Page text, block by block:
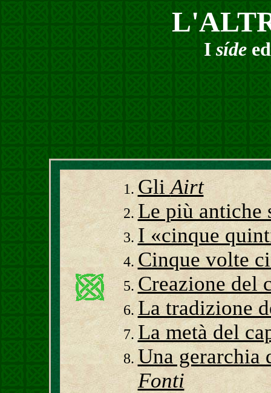
I síde
GliAirt
Le più
I «cinque
Cinque volte
Creazione del
La tradizione
La metà del
Una gerarchia
Fonti